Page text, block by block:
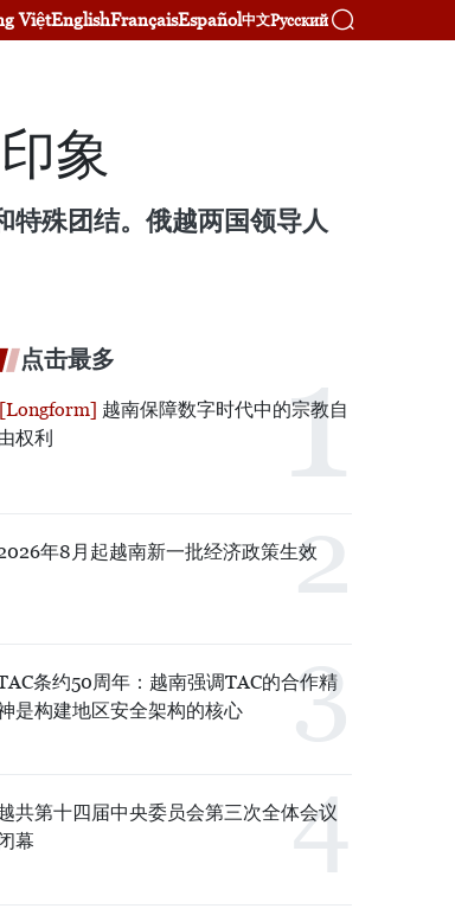
ViệtEnglishFrançaisEspañol中文Русский
象
特殊团结。俄越两国领导人
点击最多
越南保障数字时代中的宗教自
权利
年8月起越南新一批经济政策生效
条约50周年：越南强调TAC的合作精
是构建地区安全架构的核心
共第十四届中央委员会第三次全体会议
幕